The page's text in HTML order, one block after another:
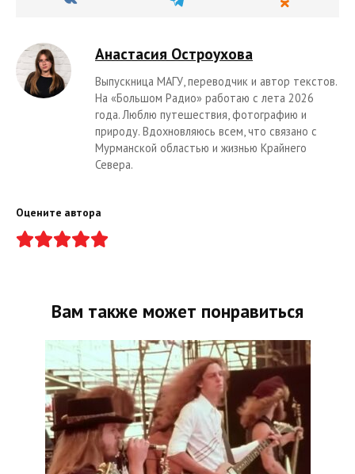
Анастасия Остроухова
Выпускница МАГУ, переводчик и автор текстов.
На «Большом Радио» работаю с лета 2026
года. Люблю путешествия, фотографию и
природу. Вдохновляюсь всем, что связано с
Мурманской областью и жизнью Крайнего
Севера.
Оцените автора
Вам также может понравиться